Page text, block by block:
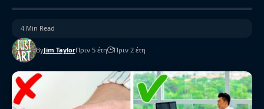
ByJim TaylorΠριν 5 έτη Πριν 2 έτη
4 Min Read